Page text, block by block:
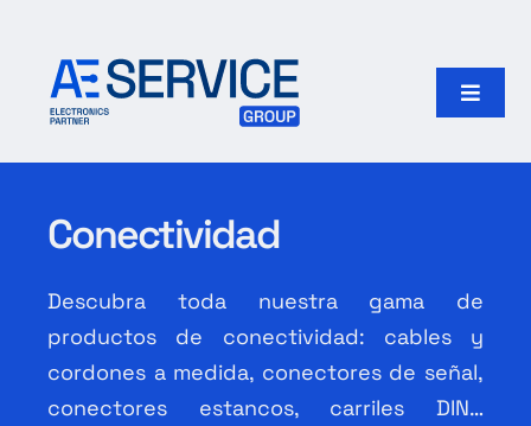
content
Toggle
Inicio
Productos
Nuestro grupo
Search
for:
Conectividad
Descubra toda nuestra gama de
productos de conectividad: cables y
cordones a medida, conectores de señal,
conectores estancos, carriles DIN…